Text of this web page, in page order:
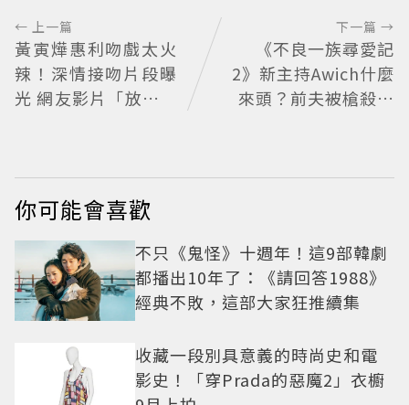
← 上一篇
黃寅燁惠利吻戲太火
辣！深情接吻片段曝
光 網友影片「放大調
下一篇 →
《不良一族尋愛記
2》新主持Awich什麼
來頭？前夫被槍殺、
你可能會喜歡
不只《鬼怪》十週年！這9部韓劇
都播出10年了：《請回答1988》
經典不敗，這部大家狂推續集
收藏一段別具意義的時尚史和電
影史！「穿Prada的惡魔2」衣櫥